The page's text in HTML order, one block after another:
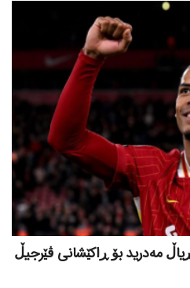
مەدرید بۆ ڕاکێشانی ڤێرجیڵ